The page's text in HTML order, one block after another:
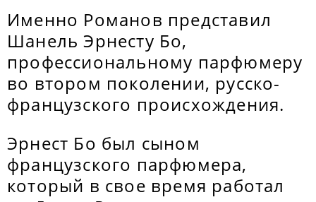
Именно Романов представил
Шанель Эрнесту Бо,
профессиональному парфюмеру
во втором поколении, русско-
французского происхождения.
Эрнест Бо был сыном
французского парфюмера,
который в свое время работал